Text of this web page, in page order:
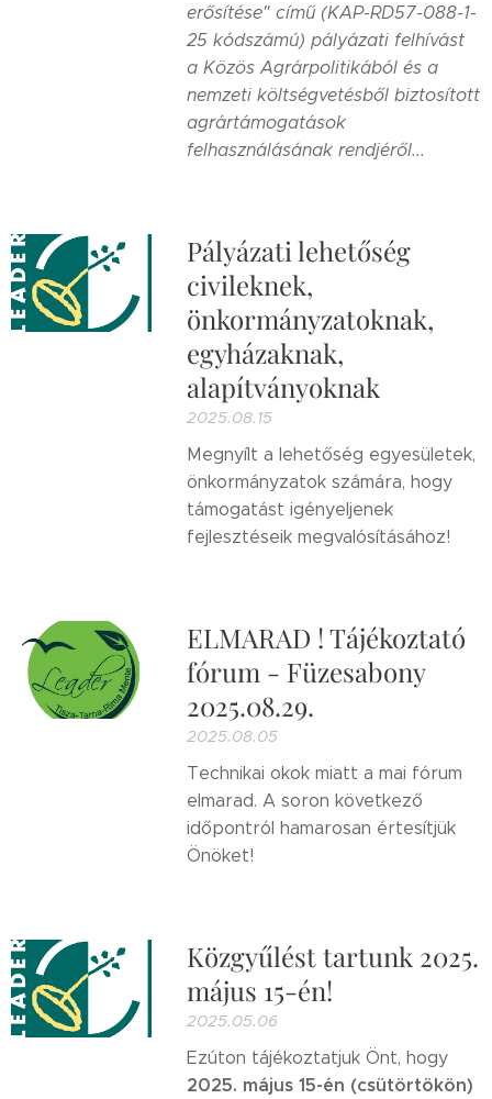
erősítése" című (KAP-RD57-088-1-
25 kódszámú) pályázati felhívást
a Közös Agrárpolitikából és a
nemzeti költségvetésből biztosított
agrártámogatások
felhasználásának rendjéről...
Pályázati lehetőség
civileknek,
önkormányzatoknak,
egyházaknak,
alapítványoknak
2025.08.15
Megnyílt a lehetőség egyesületek,
önkormányzatok számára, hogy
támogatást igényeljenek
fejlesztéseik megvalósításához!
ELMARAD ! Tájékoztató
fórum - Füzesabony
2025.08.29.
2025.08.05
Technikai okok miatt a mai fórum
elmarad. A soron következő
időpontról hamarosan értesítjük
Önöket!
Közgyűlést tartunk 2025.
május 15-én!
2025.05.06
Ezúton tájékoztatjuk Önt, hogy
2025. május 15-én (csütörtökön)